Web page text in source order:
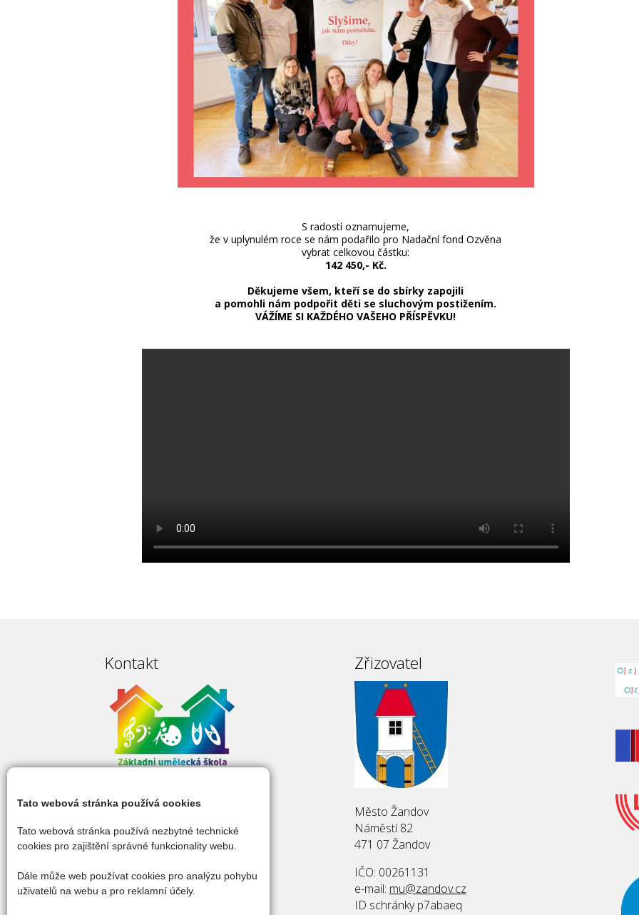
S radostí oznamujeme,
že v uplynulém roce se nám podařilo pro Nadační fond Ozvěna
vybrat celkovou částku:
142 450,- Kč.
Děkujeme všem, kteří se do sbírky zapojili
a pomohli nám podpořit děti se sluchovým postižením.
VÁŽÍME SI KAŽDÉHO VAŠEHO PŘÍSPĚVKU!
Kontakt
Základní umělecká škola
Dlouhá 121
471 07 Žandov
IČ: 70982112
tel. č.: 777 527 001
Zřizovatel
Město Žandov
Náměstí 82
471 07 Žandov
IČO: 00261131
e-mail: mu@zandov.cz
ID schránky p7abaeq
Tato webová stránka používá cookies
Tato webová stránka používá nezbytné technické
cookies pro zajištění správné funkcionality webu.
Dále může web používat cookies pro analýzu pohybu
uživatelů na webu a pro reklamní účely.